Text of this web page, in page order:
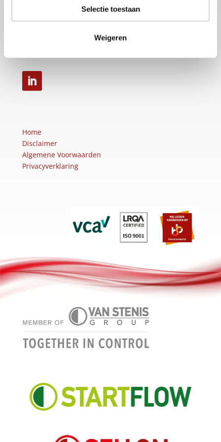
Selectie toestaan
Weigeren
Tel: +31 (0)88-50 12 200
Home
Disclaimer
Algemene Voorwaarden
Privacyverklaring